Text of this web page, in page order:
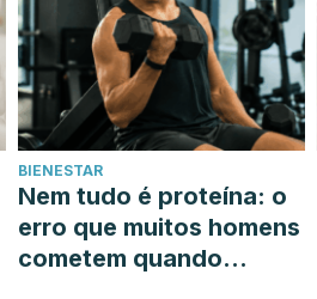
BIENESTAR
Nem tudo é proteína: o
erro que muitos homens
cometem quando